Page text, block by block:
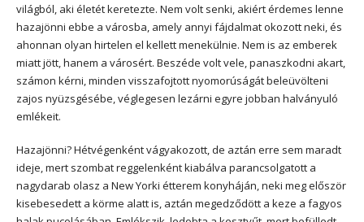
világból, aki életét keretezte. Nem volt senki, akiért érdemes lenne
hazajönni ebbe a városba, amely annyi fájdalmat okozott neki, és
ahonnan olyan hirtelen el kellett menekülnie. Nem is az emberek
miatt jött, hanem a városért. Beszéde volt vele, panaszkodni akart,
számon kérni, minden visszafojtott nyomorúságát beleüvölteni
zajos nyüzsgésébe, véglegesen lezárni egyre jobban halványuló
emlékeit.
Hazajönni? Hétvégenként vágyakozott, de aztán erre sem maradt
ideje, mert szombat reggelenként kiabálva parancsolgatott a
nagydarab olasz a New Yorki étterem konyháján, neki meg először
kisebesedett a körme alatt is, aztán megedződött a keze a fagyos